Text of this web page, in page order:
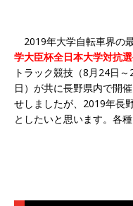
2019年大学自転車界の
学大臣杯全日本大学対抗
トラック競技（8月24日
日）が共に長野県内で開
せしましたが、2019年長
としたいと思います。各